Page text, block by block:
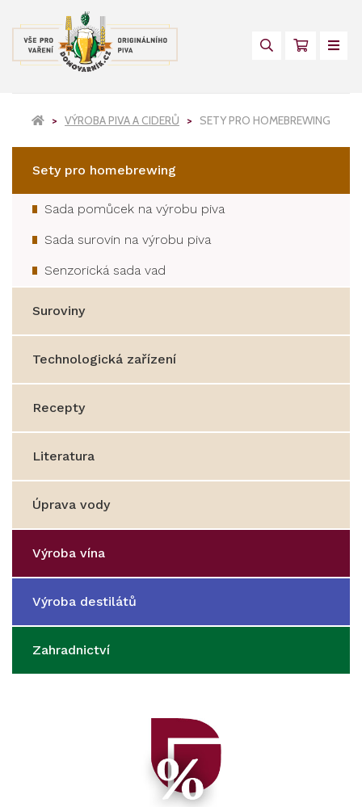
VÝROBA PIVA A CIDERŮ SETY PRO HOMEBREWING
Sety pro homebrewing
Sada pomůcek na výrobu piva
Sada surovin na výrobu piva
Senzorická sada vad
Suroviny
Technologická zařízení
Recepty
Literatura
Úprava vody
Výroba vína
Výroba destilátů
Zahradnictví